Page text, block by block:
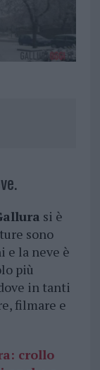
si è
sono
la neve è
più
in tanti
filmare e
crollo